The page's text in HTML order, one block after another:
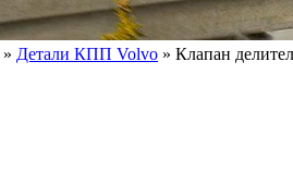
» Детали КПП Volvo » Клапан